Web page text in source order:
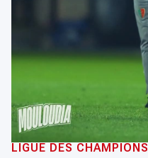
LIGUE DES CHAMPIONS